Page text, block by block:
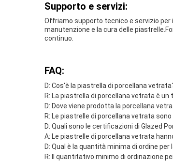
Supporto e servizi:
Offriamo supporto tecnico e servizio
manutenzione e la cura delle
continuo.
FAQ:
D: Cos'è la piastrella di porcellana
R: La piastrella di porcellana vetrata è
D: Dove viene prodotta la porcellana
R: Le piastrelle di porcellana vetrata
D: Quali sono le certificazioni di Glazed
A: Le piastrelle di porcellana vetrata
D: Qual è la quantità minima di ordine
R: Il quantitativo minimo di ordinazione